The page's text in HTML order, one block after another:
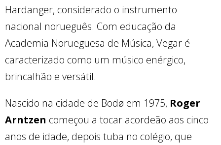
Hardanger, considerado o instrumento
nacional norueguês. Com educação da
Academia Norueguesa de Música, Vegar é
caracterizado como um músico enérgico,
brincalhão e versátil.
Nascido na cidade de Bodø em 1975, Roger
Arntzen começou a tocar acordeão aos cinco
anos de idade, depois tuba no colégio, que